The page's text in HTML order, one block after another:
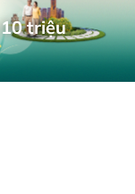
triệu